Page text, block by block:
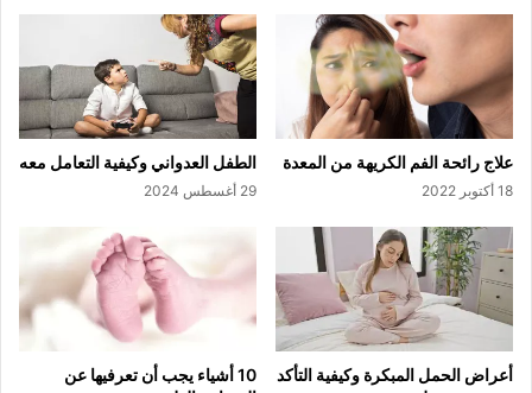
علاج رائحة الفم الكريهة من المعدة
18 أكتوبر 2022
الطفل العدواني وكيفية التعامل معه
29 أغسطس 2024
أعراض الحمل المبكرة وكيفية التأكد
10 أشياء يجب أن تعرفيها عن